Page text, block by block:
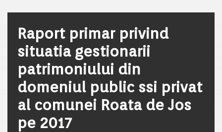
Raport primar privind
situatia gestionarii
patrimoniului din
domeniul public ssi privat
al comunei Roata de Jos
pe 2017